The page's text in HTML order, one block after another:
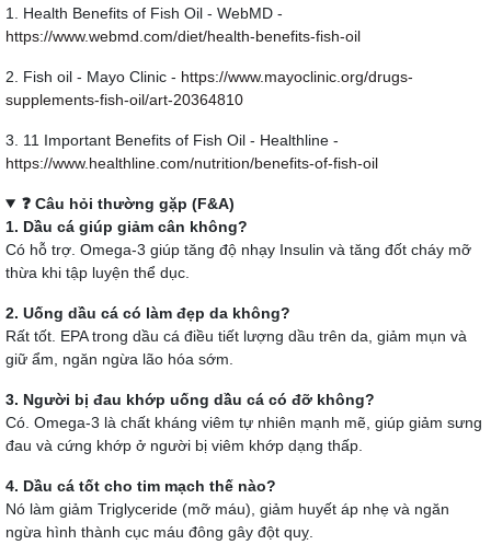
1. Health Benefits of Fish Oil - WebMD -
https://www.webmd.com/diet/health-benefits-fish-oil
2. Fish oil - Mayo Clinic - https://www.mayoclinic.org/drugs-
supplements-fish-oil/art-20364810
3. 11 Important Benefits of Fish Oil - Healthline -
https://www.healthline.com/nutrition/benefits-of-fish-oil
❓ Câu hỏi thường gặp (F&A)
1. Dầu cá giúp giảm cân không?
Có hỗ trợ. Omega-3 giúp tăng độ nhạy Insulin và tăng đốt cháy mỡ
thừa khi tập luyện thể dục.
2. Uống dầu cá có làm đẹp da không?
Rất tốt. EPA trong dầu cá điều tiết lượng dầu trên da, giảm mụn và
giữ ẩm, ngăn ngừa lão hóa sớm.
3. Người bị đau khớp uống dầu cá có đỡ không?
Có. Omega-3 là chất kháng viêm tự nhiên mạnh mẽ, giúp giảm sưng
đau và cứng khớp ở người bị viêm khớp dạng thấp.
4. Dầu cá tốt cho tim mạch thế nào?
Nó làm giảm Triglyceride (mỡ máu), giảm huyết áp nhẹ và ngăn
ngừa hình thành cục máu đông gây đột quỵ.